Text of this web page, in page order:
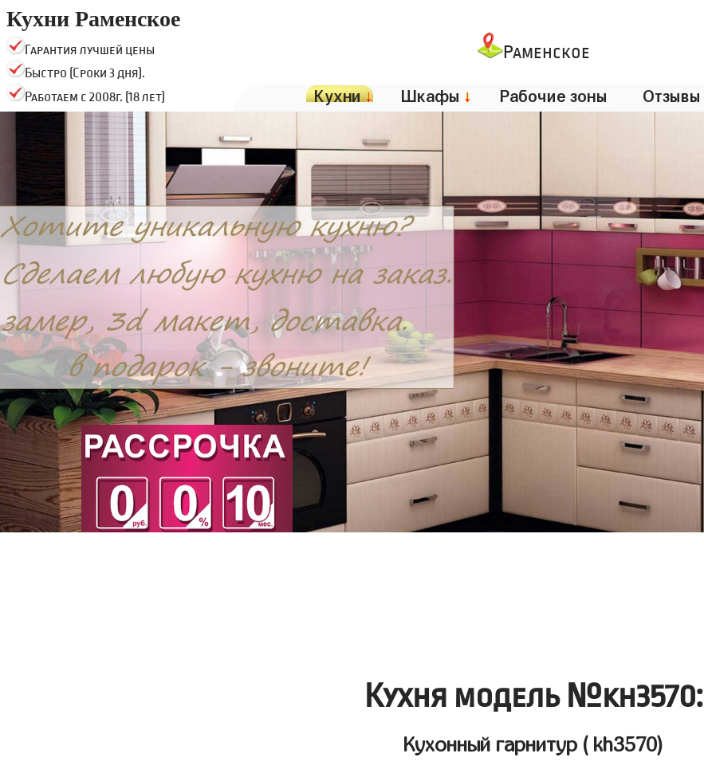
Кухни Раменское
Гарантия лучшей цены
Быстро (Сроки 3 дня).
Работаем с 2008г. (18 лет)
Раменское
Кухни↓ Шкафы ↓ Рабочие зоны Отзывы
Кухня модель №kh3570:
Кухонный гарнитур ( kh3570)